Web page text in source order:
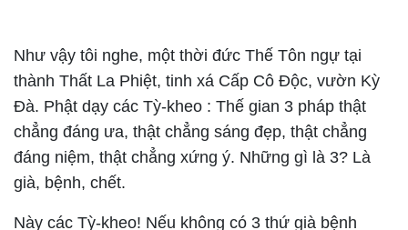
Như vậy tôi nghe, một thời đức Thế Tôn ngự tại
thành Thất La Phiệt, tinh xá Cấp Cô Độc, vườn Kỳ
Đà. Phật dạy các Tỳ-kheo : Thế gian 3 pháp thật
chẳng đáng ưa, thật chẳng sáng đẹp, thật chẳng
đáng niệm, thật chẳng xứng ý. Những gì là 3? Là
già, bệnh, chết.
Này các Tỳ-kheo! Nếu không có 3 thứ già bệnh